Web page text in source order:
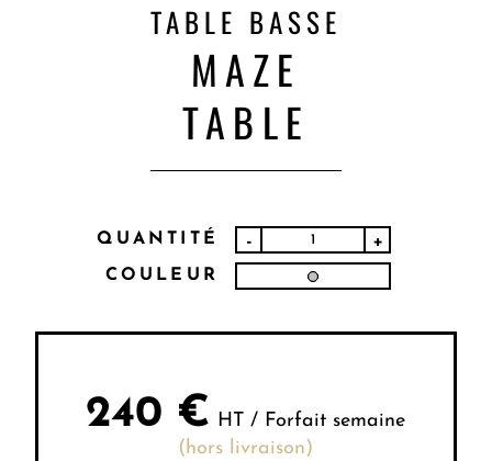
TABLE BASSE
MAZE
TABLE
QUANTITÉ - +
COULEUR
240 € HT / Forfait semaine
(hors livraison)